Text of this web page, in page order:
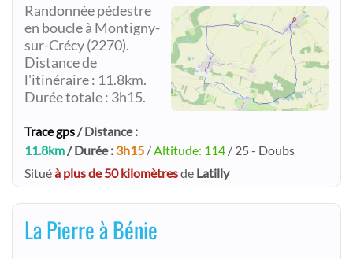
Randonnée pédestre
en boucle à Montigny-
sur-Crécy (2270).
Distance de
l'itinéraire : 11.8km.
Durée totale : 3h15.
Trace gps/ Distance :
11.8km/ Durée : 3h15 /Altitude: 114 / 25 - Doubs
Situéà plus de 50 kilomètresde Latilly
La Pierre à Bénie